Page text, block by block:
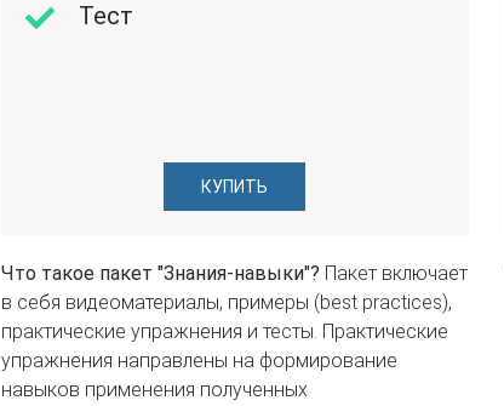
Тест
КУПИТЬ
Что такое пакет "Знания-навыки"? Пакет включает
в себя видеоматериалы, примеры (best practices),
практические упражнения и тесты. Практические
упражнения направлены на формирование
навыков применения полученных